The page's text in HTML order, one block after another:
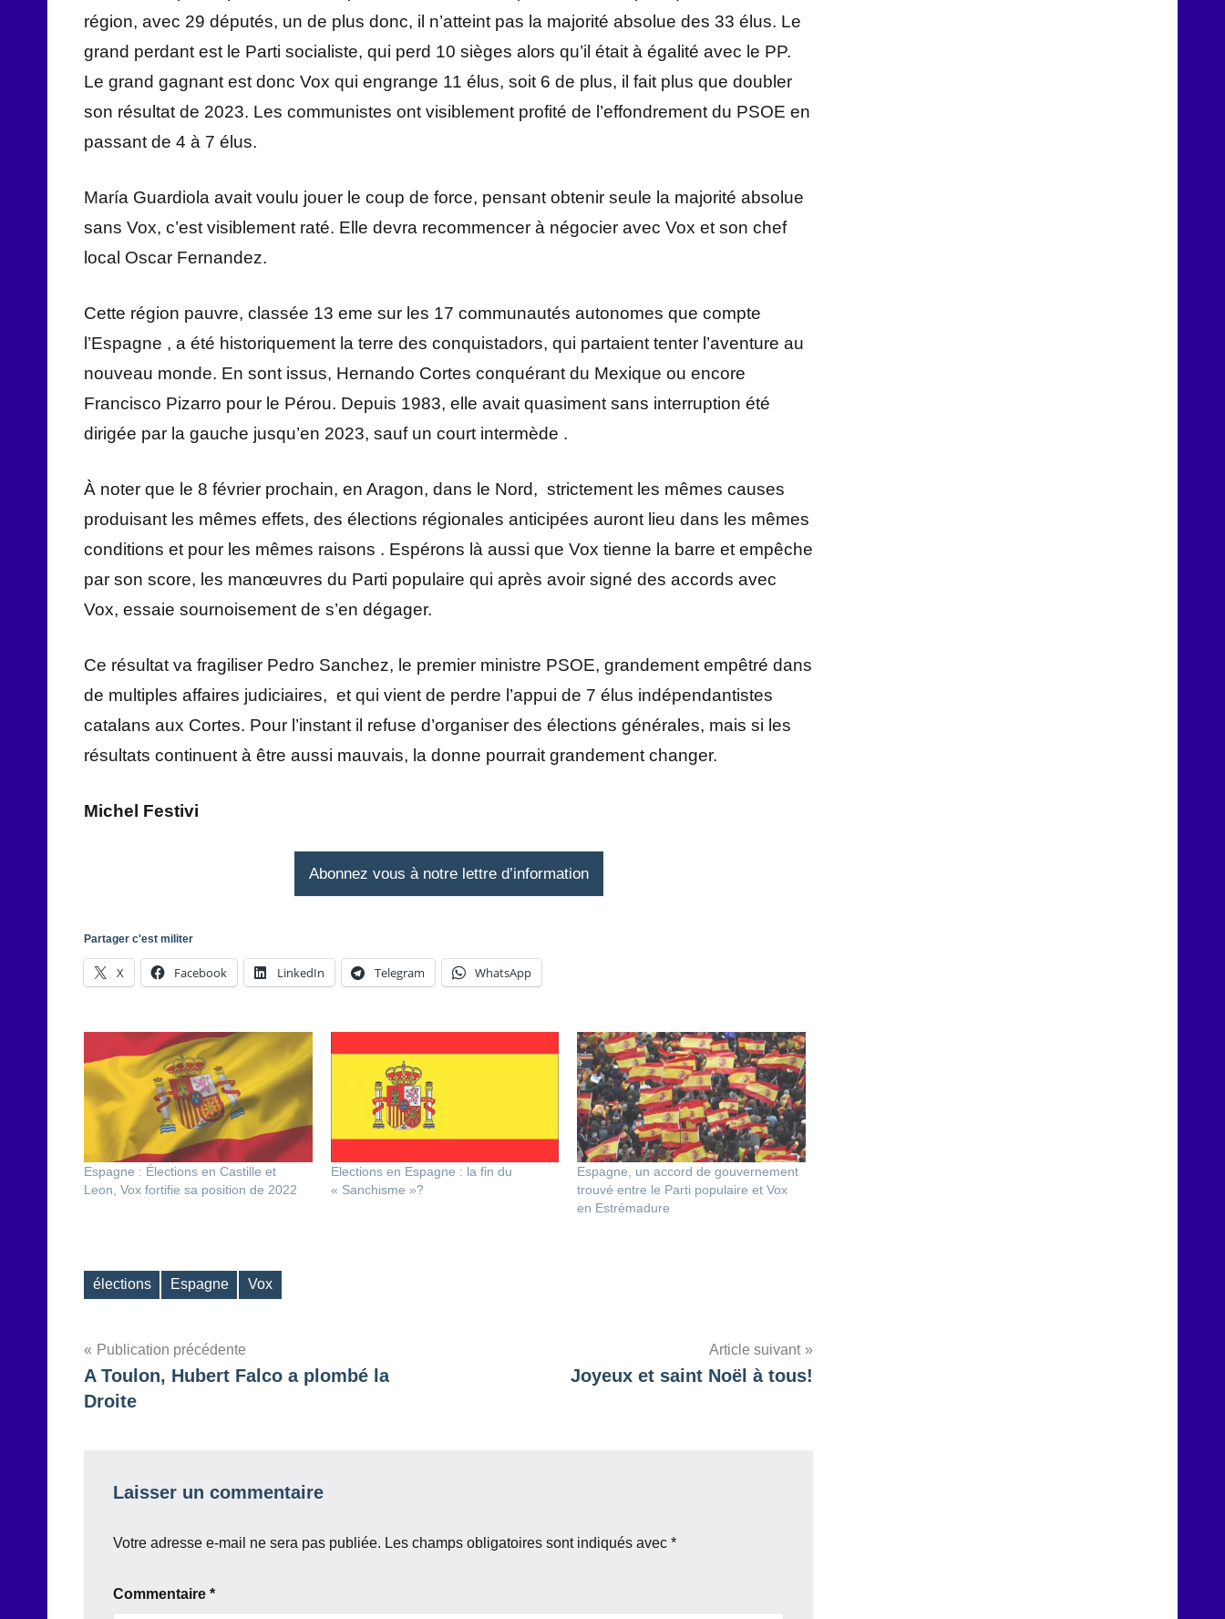
région, avec 29 députés, un de plus donc, il n’atteint pas la majorité absolue des 33 élus. Le
grand perdant est le Parti socialiste, qui perd 10 sièges alors qu’il était à égalité avec le PP.
Le grand gagnant est donc Vox qui engrange 11 élus, soit 6 de plus, il fait plus que doubler
son résultat de 2023. Les communistes ont visiblement profité de l’effondrement du PSOE en
passant de 4 à 7 élus.
María Guardiola avait voulu jouer le coup de force, pensant obtenir seule la majorité absolue
sans Vox, c’est visiblement raté. Elle devra recommencer à négocier avec Vox et son chef
local Oscar Fernandez.
Cette région pauvre, classée 13 eme sur les 17 communautés autonomes que compte
l’Espagne , a été historiquement la terre des conquistadors, qui partaient tenter l’aventure au
nouveau monde. En sont issus, Hernando Cortes conquérant du Mexique ou encore
Francisco Pizarro pour le Pérou. Depuis 1983, elle avait quasiment sans interruption été
dirigée par la gauche jusqu’en 2023, sauf un court intermède .
À noter que le 8 février prochain, en Aragon, dans le Nord, strictement les mêmes causes
produisant les mêmes effets, des élections régionales anticipées auront lieu dans les mêmes
conditions et pour les mêmes raisons . Espérons là aussi que Vox tienne la barre et empêche
par son score, les manœuvres du Parti populaire qui après avoir signé des accords avec
Vox, essaie sournoisement de s’en dégager.
Ce résultat va fragiliser Pedro Sanchez, le premier ministre PSOE, grandement empêtré dans
de multiples affaires judiciaires, et qui vient de perdre l’appui de 7 élus indépendantistes
catalans aux Cortes. Pour l’instant il refuse d’organiser des élections générales, mais si les
résultats continuent à être aussi mauvais, la donne pourrait grandement changer.
Michel Festivi
Abonnez vous à notre lettre d’information
Partager c'est militer
X Facebook LinkedIn Telegram WhatsApp
Espagne : Élections en Castille et
Leon, Vox fortifie sa position de 2022
Elections en Espagne : la fin du
« Sanchisme »?
Espagne, un accord de gouvernement
trouvé entre le Parti populaire et Vox
en Estrémadure
Étiquettes
élections Espagne Vox
Navigation
de
Publication précédente
A Toulon, Hubert Falco a plombé la
Droite
Article suivant
Joyeux et saint Noël à tous!
Laisser un commentaire
Votre adresse e-mail ne sera pas publiée. Les champs obligatoires sont indiqués avec *
Commentaire *